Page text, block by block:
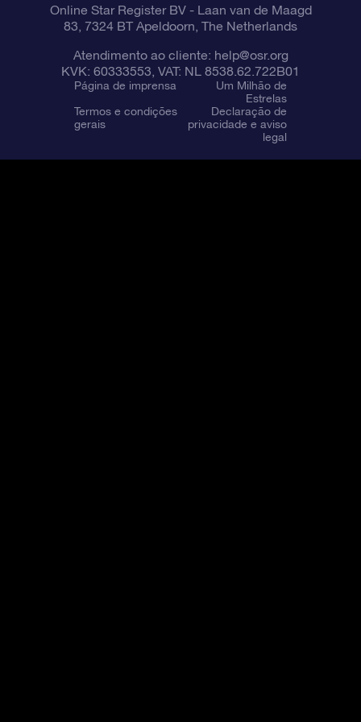
Online Star Register BV- Laan van de Maagd
83, 7324 BT Apeldoorn, The Netherlands
Atendimento ao cliente: help@osr.org
KVK: 60333553, VAT: NL 8538.62.722B01
Página de imprensa
Um Milhão de
Estrelas
Termos e condições
gerais
Declaração de
privacidade e aviso
legal